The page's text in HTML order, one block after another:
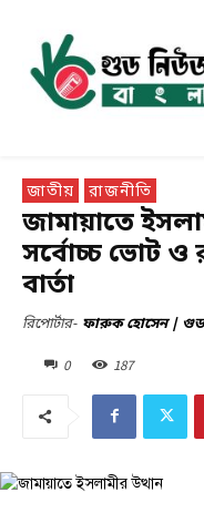
জাতীয় রাজনীতি
জামায়াতে
সর্বোচ্চ ভোট ও
বার্তা
রিপোর্টার- ফারুক হোসেন | গুড
0 187